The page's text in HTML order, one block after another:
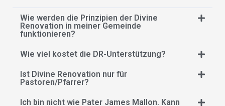
Wie werden die Prinzipien der Divine
Renovation in meiner Gemeinde
funktionieren?
Wie viel kostet die DR-Unterstützung?
Ist Divine Renovation nur für
Pastoren/Pfarrer?
Ich bin nicht wie Pater James Mallon. Kann